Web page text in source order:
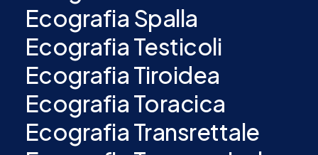
Ecografia Spalla
Ecografia Testicoli
Ecografia Tiroidea
Ecografia Toracica
Ecografia Transrettale